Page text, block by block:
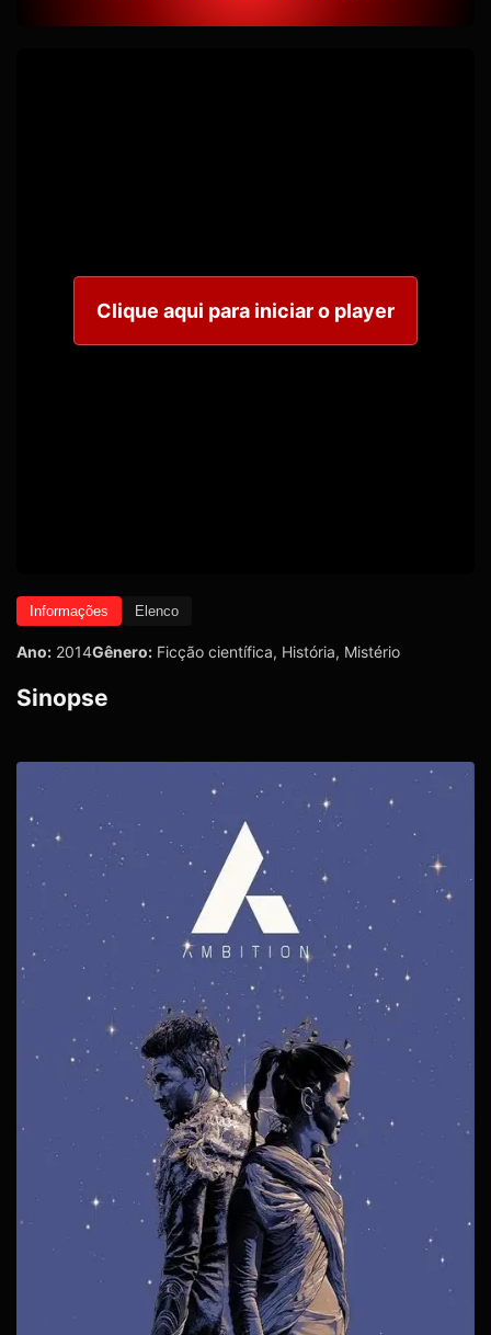
Clique aqui para iniciar o player
Informações Elenco
Ano: 2014Gênero: Ficção científica, História, Mistério
Sinopse